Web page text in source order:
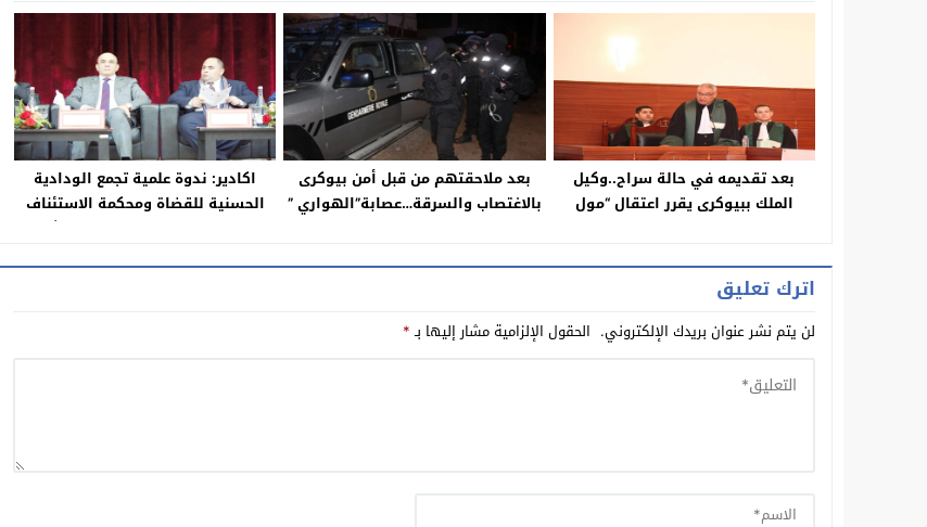
بعد تقديمه في حالة سراح..وكيل
الملك ببيوكرى يقرر اعتقال “مول
بعد ملاحقتهم من قبل أمن بيوكرى
بالاغتصاب والسرقة…عصابة”الهواري ”
اكادير: ندوة علمية تجمع الودادية
الحسنية للقضاة ومحكمة الاستئناف
باكادير والمكاتب الجهوية للموثقين
اترك تعليق
لن يتم نشر عنوان بريدك الإلكتروني. الحقول الإلزامية مشار إليها بـ*